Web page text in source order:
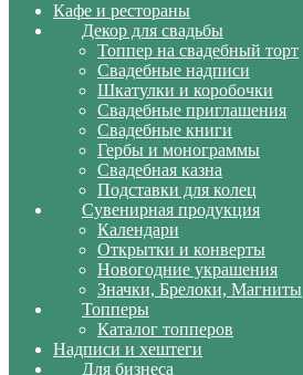
Кафе и рестораны
Декор для свадьбы
Топпер на свадебный торт
Свадебные надписи
Шкатулки и коробочки
Свадебные приглашения
Свадебные книги
Гербы и монограммы
Свадебная казна
Подставки для колец
Сувенирная продукция
Календари
Открытки и конверты
Новогодние украшения
Значки, Брелоки, Магниты
Топперы
Каталог топперов
Надписи и хештеги
Для бизнеса